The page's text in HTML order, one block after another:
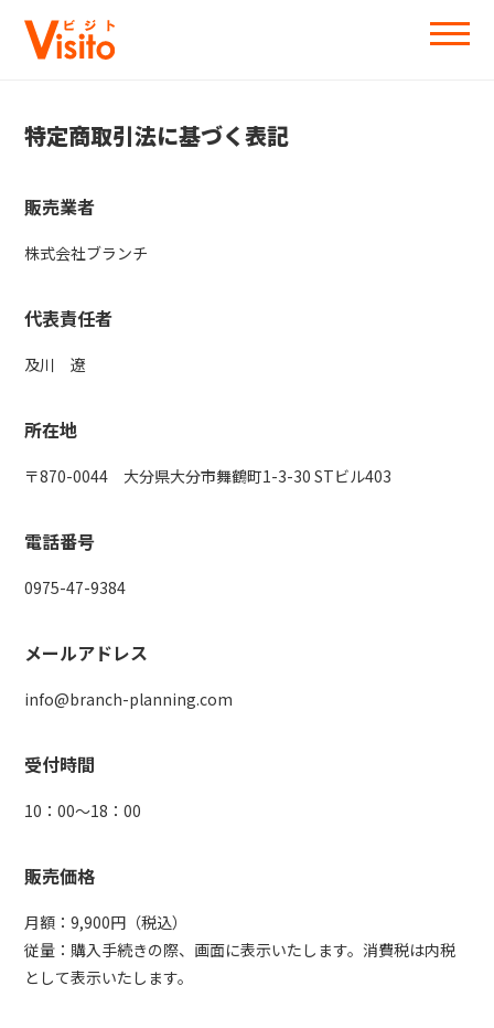
特定商取引法に基づく表記
販売業者
株式会社ブランチ
代表責任者
及川 遼
所在地
〒870-0044 大分県大分市舞鶴町1-3-30 STビル403
電話番号
0975-47-9384
メールアドレス
info@branch-planning.com
受付時間
10：00～18：00
販売価格
月額：9,900円（税込）
従量：購入手続きの際、画面に表示いたします。消費税は内税
として表示いたします。